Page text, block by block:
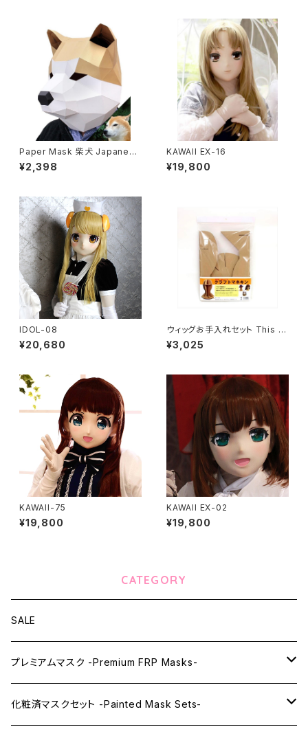
Paper Mask 柴犬 Japanese
dog
¥2,398
KAWAII EX-16
¥19,800
IDOL-08
¥20,680
ウィッグお手入れセット This it
em can not ship overseas
¥3,025
KAWAII-75
¥19,800
KAWAII EX-02
¥19,800
CATEGORY
SALE
プレミアムマスク -Premium FRP Masks-
KAWAII PREMIUM Mask & Wig Sets
化粧済マスクセット -Painted Mask Sets-